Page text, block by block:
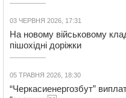
03 ЧЕРВНЯ 2026, 17:31
На новому військовому
пішохідні доріжки
05 ТРАВНЯ 2026, 18:30
“Черкасиенергозбут”